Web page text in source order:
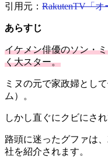
引用元： RakutenTV「
あらすじ
イケメン俳優のソン・
く大スター。
ミヌの元で家政婦とし
ム）。
しかし直ぐにクビにさ
路頭に迷ったグファは
社を紹介されます。